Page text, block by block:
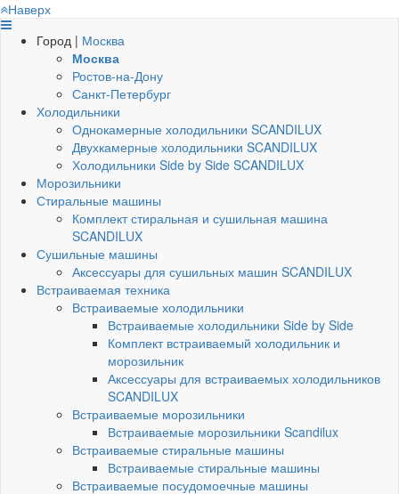
Наверх
Город | Москва
Москва
Ростов-на-Дону
Санкт-Петербург
Холодильники
Однокамерные холодильники SCANDILUX
Двухкамерные холодильники SCANDILUX
Холодильники Side by Side SCANDILUX
Морозильники
Стиральные машины
Комплект стиральная и сушильная машина
SCANDILUX
Сушильные машины
Аксессуары для сушильных машин SCANDILUX
Встраиваемая техника
Встраиваемые холодильники
Встраиваемые холодильники Side by Side
Комплект встраиваемый холодильник и
морозильник
Аксессуары для встраиваемых холодильников
SCANDILUX
Встраиваемые морозильники
Встраиваемые морозильники Scandilux
Встраиваемые стиральные машины
Встраиваемые стиральные машины
Встраиваемые посудомоечные машины